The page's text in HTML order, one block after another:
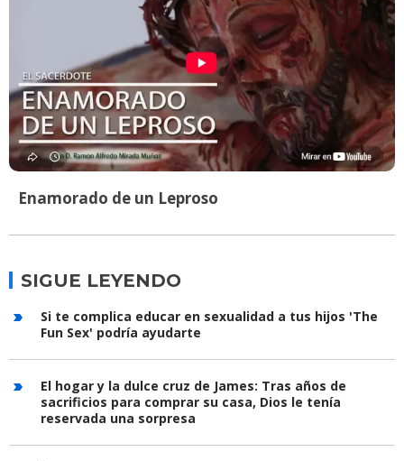
Enamorado de un Leproso
SIGUE LEYENDO
Si te complica educar en sexualidad a tus hijos 'The
Fun Sex' podría ayudarte
El hogar y la dulce cruz de James: Tras años de
sacrificios para comprar su casa, Dios le tenía
reservada una sorpresa